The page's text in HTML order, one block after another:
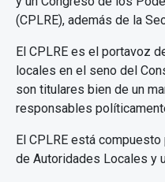
(CPLRE), además de la
El CPLRE es el portavoz
locales en el seno del
son titulares bien de un
responsables
El CPLRE está
de Autoridades Locales y